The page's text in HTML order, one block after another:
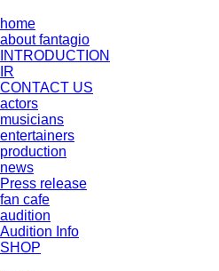
home
about fantagio
INTRODUCTION
IR
CONTACT US
actors
musicians
entertainers
production
news
Press release
fan cafe
audition
Audition Info
SHOP